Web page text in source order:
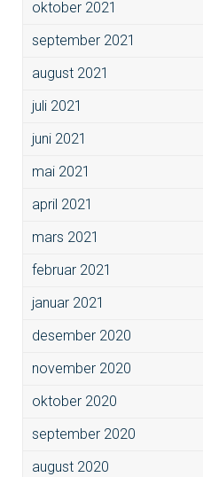
oktober 2021
september 2021
august 2021
juli 2021
juni 2021
mai 2021
april 2021
mars 2021
februar 2021
januar 2021
desember 2020
november 2020
oktober 2020
september 2020
august 2020